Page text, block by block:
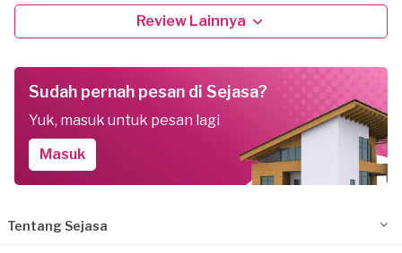
Review Lainnya
Sudah pernah pesan di Sejasa?
Yuk, masuk untuk pesan lagi
Masuk
Tentang Sejasa